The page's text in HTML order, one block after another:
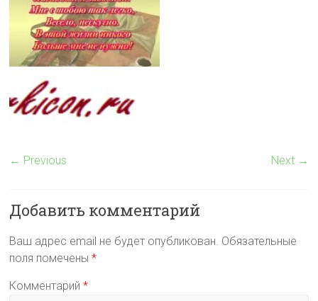
← Previous Next →
Добавить комментарий
Ваш адрес email не будет опубликован. Обязательные
поля помечены*
Комментарий*